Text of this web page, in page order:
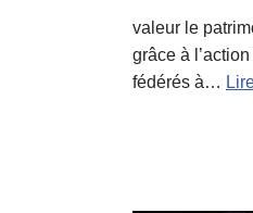
valeur le
grâce à
fédérés à…